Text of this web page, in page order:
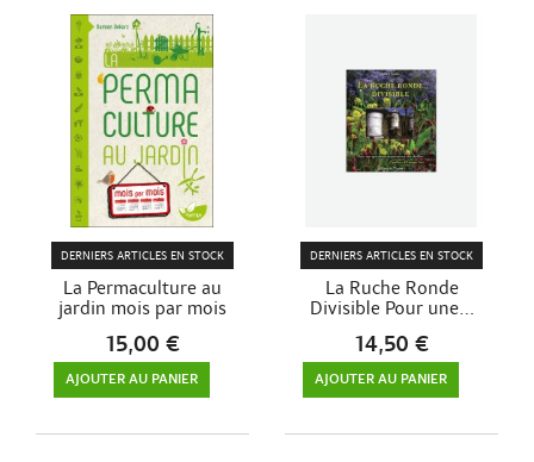
La Permaculture au
jardin mois par mois
DERNIERS ARTICLES EN STOCK
15,00 €
AJOUTER AU PANIER
La Ruche Ronde
Divisible Pour une...
DERNIERS ARTICLES EN STOCK
14,50 €
AJOUTER AU PANIER